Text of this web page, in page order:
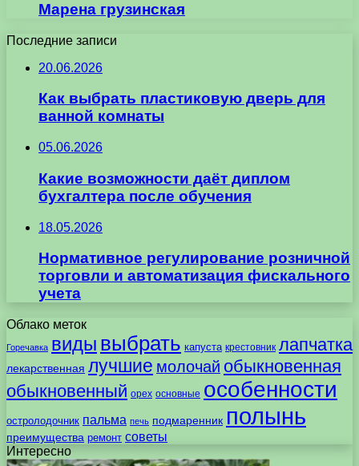
Марена грузинская
Последние записи
20.06.2026
Как выбрать пластиковую дверь для
ванной комнаты
05.06.2026
Какие возможности даёт диплом
бухгалтера после обучения
18.05.2026
Нормативное регулирование розничной
торговли и автоматизация фискального
учета
Облако меток
Горечавка виды выбрать капуста крестовник лапчатка
лекарственная лучшие молочай обыкновенная
обыкновенный орех основные особенности
остролодочник пальма печь подмаренник полынь
преимущества ремонт советы
Интересно